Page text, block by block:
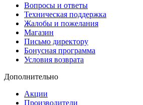
Вопросы и ответы
Техническая поддержка
Жалобы и пожелания
Магазин
Письмо директору
Бонусная программа
Условия возврата
Дополнительно
Акции
Производители